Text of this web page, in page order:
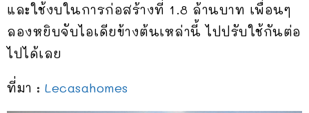
และใช้งบในการก่อสร้างที่ 1.8 ล้านบาท เพื่อนๆ
ลองหยิบจับไอเดียข้างต้นเหล่านี้ ไปปรับใช้กันต่อ
ไปได้เลย
ที่มา : Lecasahomes